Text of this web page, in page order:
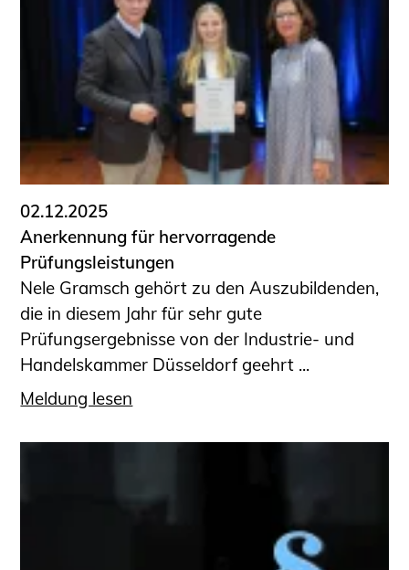
02.12.2025
Anerkennung für hervorragende
Prüfungsleistungen
Nele Gramsch gehört zu den Auszubildenden,
die in diesem Jahr für sehr gute
Prüfungsergebnisse von der Industrie- und
Handelskammer Düsseldorf geehrt ...
Meldung lesen